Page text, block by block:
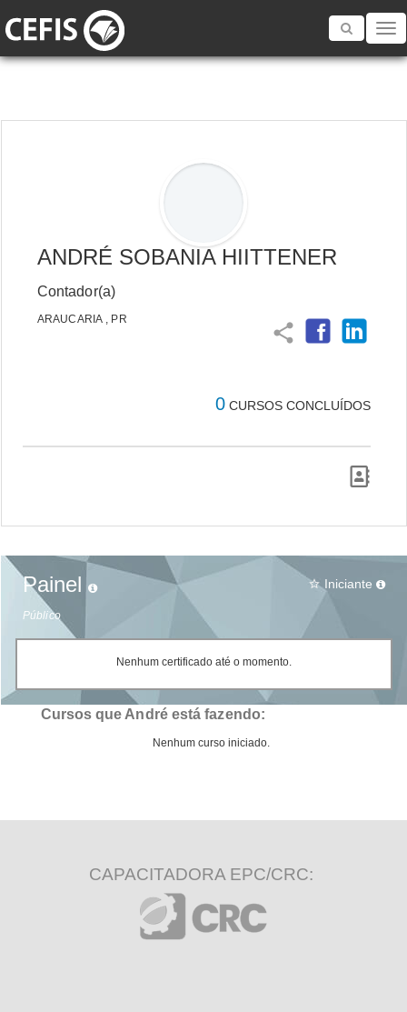
Toggle
ANDRÉ SOBANIA HIITTENER
Contador(a)
ARAUCARIA , PR
share
0 CURSOS CONCLUÍDOS
Painel
Público
star_border Iniciante
Nenhum certificado até o momento.
Cursos que André está fazendo:
Nenhum curso iniciado.
CAPACITADORA EPC/CRC: